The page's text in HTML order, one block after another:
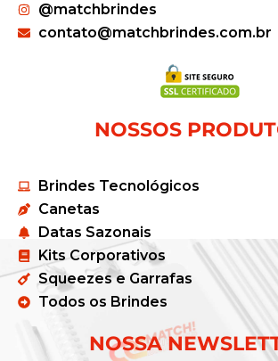
@matchbrindes
contato@matchbrindes.com.br
NOSSOS
Brindes Tecnológicos
Canetas
Datas Sazonais
Kits Corporativos
Squeezes e Garrafas
Todos os Brindes
NOSSA